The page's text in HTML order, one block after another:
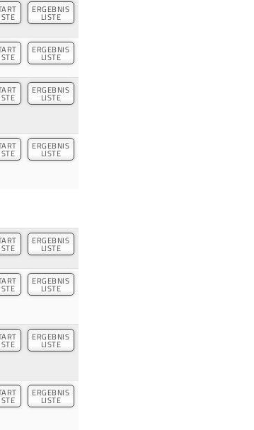
ERGEBNIS
LISTE
ERGEBNIS
LISTE
ERGEBNIS
LISTE
ERGEBNIS
LISTE
ERGEBNIS
LISTE
ERGEBNIS
LISTE
ERGEBNIS
LISTE
ERGEBNIS
LISTE